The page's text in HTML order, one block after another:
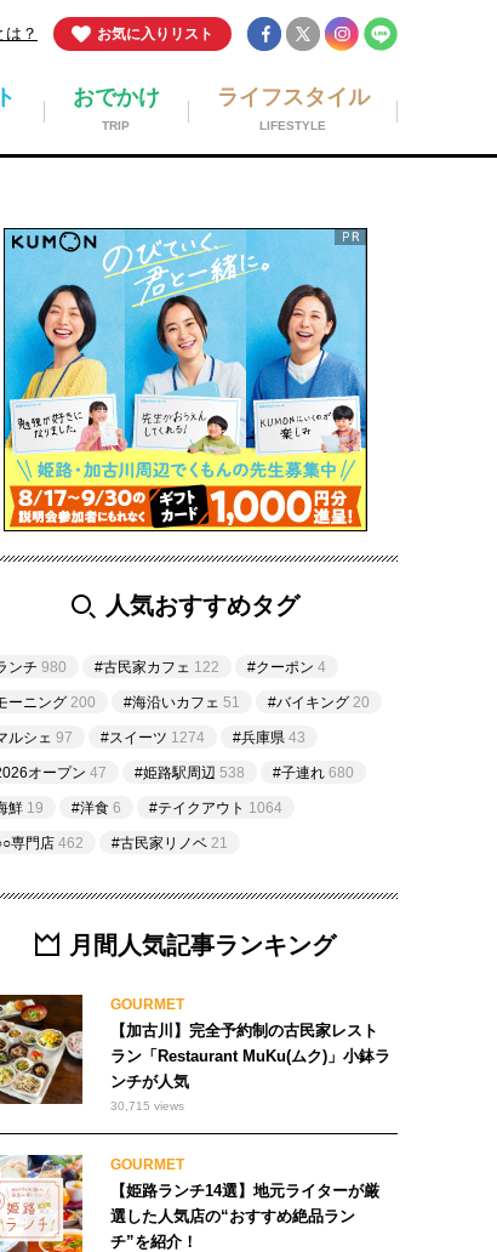
お気に入りリスト
は？
ライフスタイル
LIFESTYLE
おでかけ
TRIP
人気おすすめタグ
ンチ 980 #古民家カフェ 122 #クーポン 4
ーニング 200 #海沿いカフェ 51 #バイキング 20
ルシェ 97 #スイーツ 1274 #兵庫県 43
オープン 47 #姫路駅周辺 538 #子連れ 680
鮮 19 #洋食 6 #テイクアウト 1064
専門店 462 #古民家リノベ 21
月間人気記事ランキング
GOURMET
【加古川】完全予約制の古民家レスト
ラン「Restaurant MuKu(ムク)」小鉢ラ
ンチが人気
30,715 views
GOURMET
【姫路ランチ14選】地元ライターが厳
選した人気店の“おすすめ絶品ラン
チ”を紹介！